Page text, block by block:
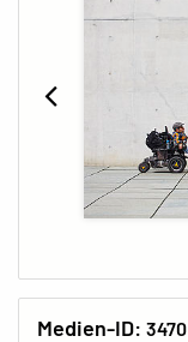
Medien-ID: 3470